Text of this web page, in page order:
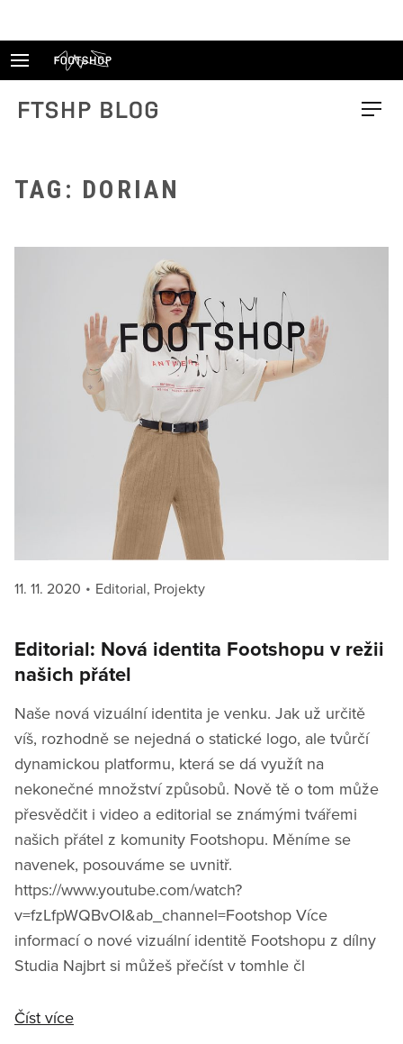
FTSHP blog Menu
TAG: DORIAN
Posted
11. 11. 2020 Categories
Editorial, Projekty
Editorial: Nová identita Footshopu v režii
našich přátel
Naše nová vizuální identita je venku. Jak už určitě
víš, rozhodně se nejedná o statické logo, ale tvůrčí
dynamickou platformu, která se dá využít na
nekonečné množství způsobů. Nově tě o tom může
přesvědčit i video a editorial se známými tvářemi
našich přátel z komunity Footshopu. Měníme se
navenek, posouváme se uvnitř.
https://www.youtube.com/watch?
v=fzLfpWQBvOI&ab_channel=Footshop Více
informací o nové vizuální identitě Footshopu z dílny
Studia Najbrt si můžeš přečíst v tomhle čl
Číst více